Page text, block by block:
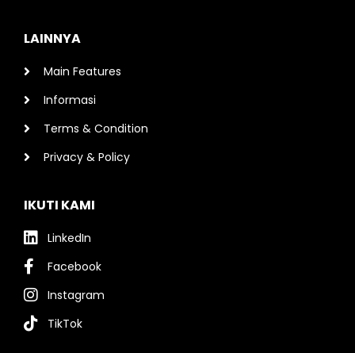
LAINNYA
Main Features
Informasi
Terms & Condition
Privacy & Policy
IKUTI KAMI
LinkedIn
Facebook
Instagram
TikTok